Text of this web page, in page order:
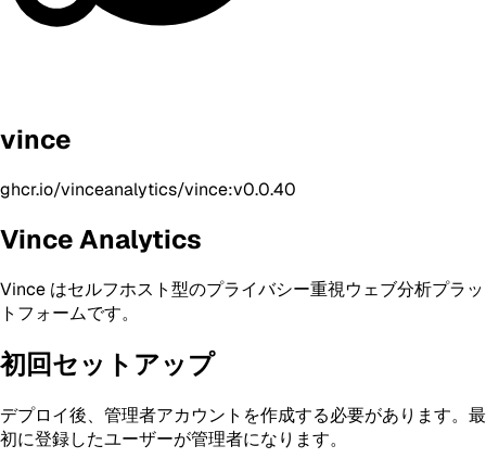
vince
ghcr.io/vinceanalytics/vince:v0.0.40
Vince Analytics
Vince はセルフホスト型のプライバシー重視ウェブ分析プラッ
トフォームです。
初回セットアップ
デプロイ後、管理者アカウントを作成する必要があります。最
初に登録したユーザーが管理者になります。